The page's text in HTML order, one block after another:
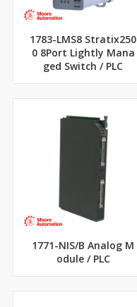
1783-LMS8 Stratix250
0 8Port Lightly Mana
ged Switch / PLC
1771-NIS/B Analog M
odule / PLC